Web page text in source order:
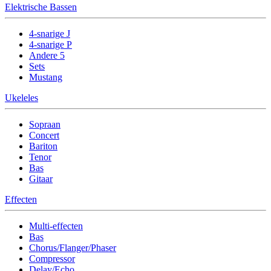
Elektrische Bassen
4-snarige J
4-snarige P
Andere 5
Sets
Mustang
Ukeleles
Sopraan
Concert
Bariton
Tenor
Bas
Gitaar
Effecten
Multi-effecten
Bas
Chorus/Flanger/Phaser
Compressor